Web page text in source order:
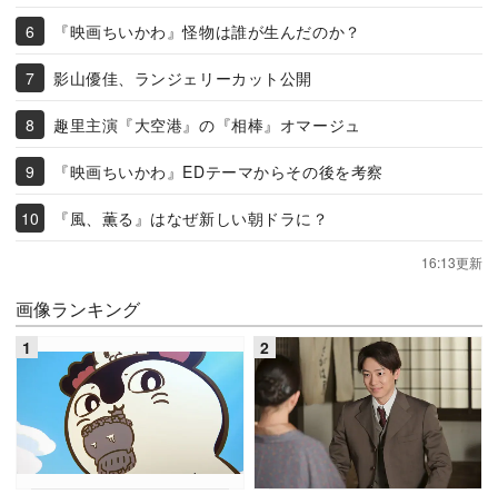
『映画ちいかわ』怪物は誰が生んだのか？
影山優佳、ランジェリーカット公開
趣里主演『大空港』の『相棒』オマージュ
『映画ちいかわ』EDテーマからその後を考察
『風、薫る』はなぜ新しい朝ドラに？
16:13更新
画像ランキング